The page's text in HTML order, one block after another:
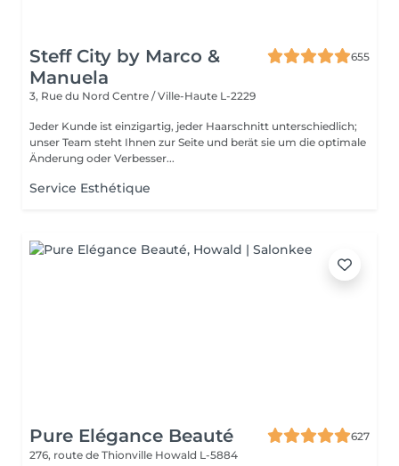
Steff City by Marco &
Manuela
655
3, Rue du Nord Centre / Ville-Haute L-2229
Jeder Kunde ist einzigartig, jeder Haarschnitt unterschiedlich;
unser Team steht Ihnen zur Seite und berät sie um die optimale
Änderung oder Verbesser...
Service Esthétique
Pure Elégance Beauté
627
276, route de Thionville Howald L-5884